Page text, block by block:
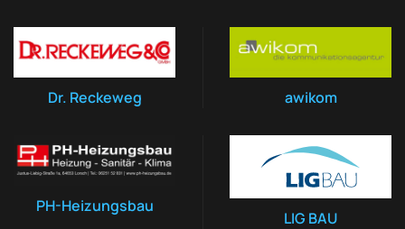
Dr. Reckeweg awikom
PH-Heizungsbau
LIG BAU